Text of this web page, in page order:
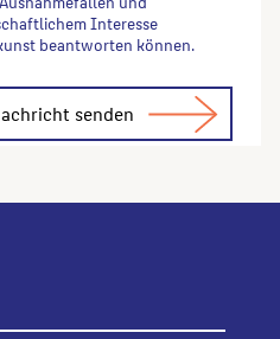
Interesse
beantworten können.